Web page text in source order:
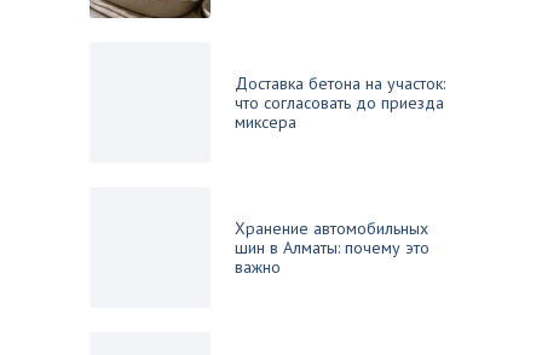
Доставка бетона на участок:
что согласовать до приезда
миксера
Хранение автомобильных
шин в Алматы: почему это
важно